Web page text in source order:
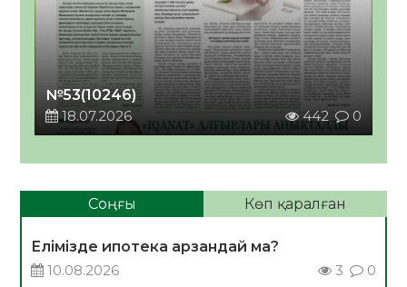
№53(10246)
18.07.2026
442 0
Соңғы Көп қаралған
Елімізде ипотека арзандай ма?
10.08.2026
3 0